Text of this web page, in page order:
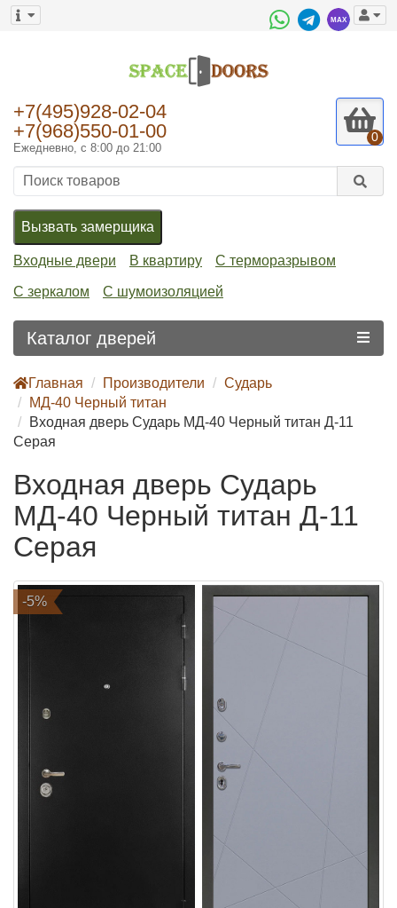
+7(495)928-02-04
+7(968)550-01-00
Ежедневно, с 8:00 до 21:00
0
Вызвать замерщика
Входные двери В квартиру С терморазрывом
С зеркалом С шумоизоляцией
Каталог дверей
Главная Производители
Сударь
МД-40 Черный титан
Входная дверь Сударь МД-40 Черный титан Д-11
Серая
Входная дверь Сударь
МД-40 Черный титан Д-11
Серая
-5%